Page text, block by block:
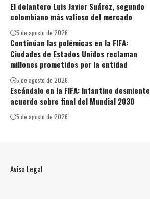
El delantero Luis Javier Suárez, segundo
colombiano más valioso del mercado
5 de agosto de 2026
Continúan las polémicas en la FIFA:
Ciudades de Estados Unidos reclaman
millones prometidos por la entidad
5 de agosto de 2026
Escándalo en la FIFA: Infantino desmiente
acuerdo sobre final del Mundial 2030
5 de agosto de 2026
Aviso Legal